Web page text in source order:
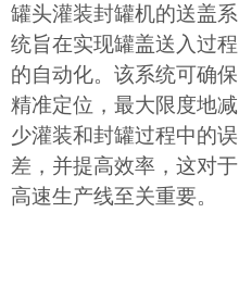
罐头灌装封罐机的送盖系
统旨在实现罐盖送入过程
的自动化。该系统可确保
精准定位，最大限度地减
少灌装和封罐过程中的误
差，并提高效率，这对于
高速生产线至关重要。